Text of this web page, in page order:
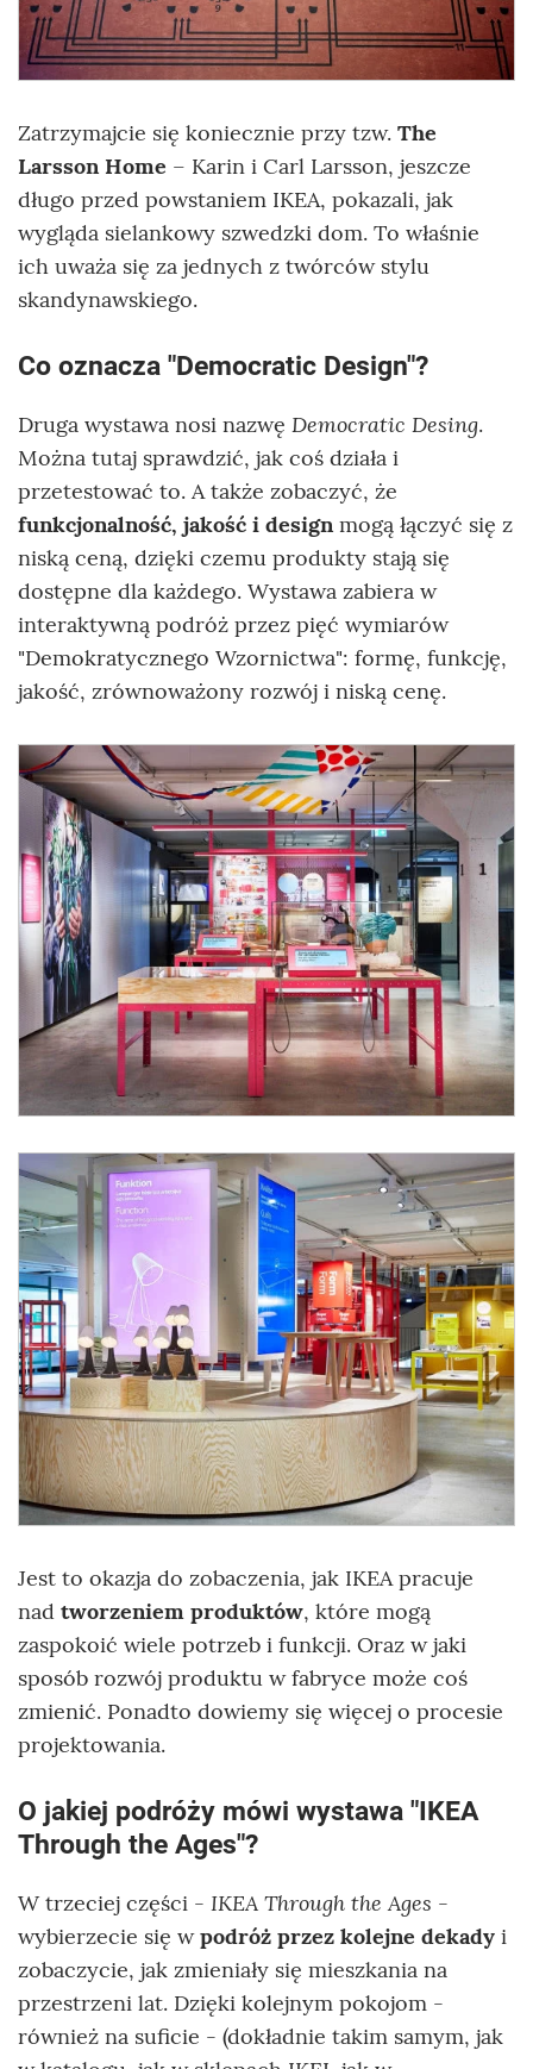
Zatrzymajcie się koniecznie przy tzw. The
Larsson Home – Karin i Carl Larsson, jeszcze
długo przed powstaniem IKEA, pokazali, jak
wygląda sielankowy szwedzki dom. To właśnie
ich uważa się za jednych z twórców stylu
skandynawskiego.
Co oznacza "Democratic Design"?
Druga wystawa nosi nazwę Democratic Desing.
Można tutaj sprawdzić, jak coś działa i
przetestować to. A także zobaczyć, że
funkcjonalność, jakość i designmogą łączyć się z
niską ceną, dzięki czemu produkty stają się
dostępne dla każdego. Wystawa zabiera w
interaktywną podróż przez pięć wymiarów
"Demokratycznego Wzornictwa": formę, funkcję,
jakość, zrównoważony rozwój i niską cenę.
Jest to okazja do zobaczenia, jak IKEA pracuje
nad tworzeniem produktów, które mogą
zaspokoić wiele potrzeb i funkcji. Oraz w jaki
sposób rozwój produktu w fabryce może coś
zmienić. Ponadto dowiemy się więcej o procesie
projektowania.
O jakiej podróży mówi wystawa "IKEA
Through the Ages"?
W trzeciej części - IKEA Through the Ages -
wybierzecie się wpodróż przez kolejne dekady i
zobaczycie, jak zmieniały się mieszkania na
przestrzeni lat. Dzięki kolejnym pokojom -
również na suficie - (dokładnie takim samym, jak